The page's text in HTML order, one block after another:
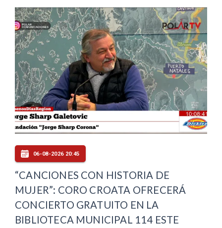
06-08-2026 20:45
“CANCIONES CON HISTORIA DE
MUJER”: CORO CROATA OFRECERÁ
CONCIERTO GRATUITO EN LA
BIBLIOTECA MUNICIPAL 114 ESTE